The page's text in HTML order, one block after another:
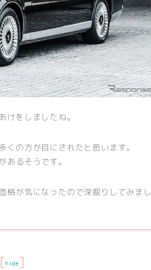
をしましたね。
の方が目にされたと思います。
るそうです。
格が気になったので深掘りしてみまし
[hide]